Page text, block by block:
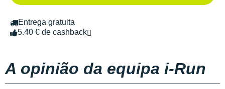
Entrega gratuita
5.40 € de cashback
A opinião da equipa i-Run